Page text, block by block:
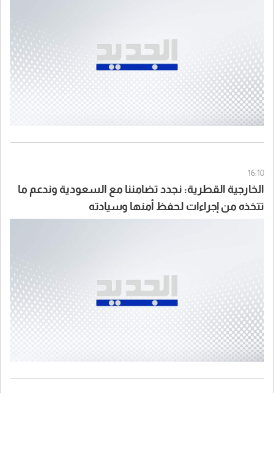
16:10
الخارجية القطرية: نجدد تضامننا مع السعودية وندعم ما
تتخذه من إجراءات لحفظ أمنها وسيادته